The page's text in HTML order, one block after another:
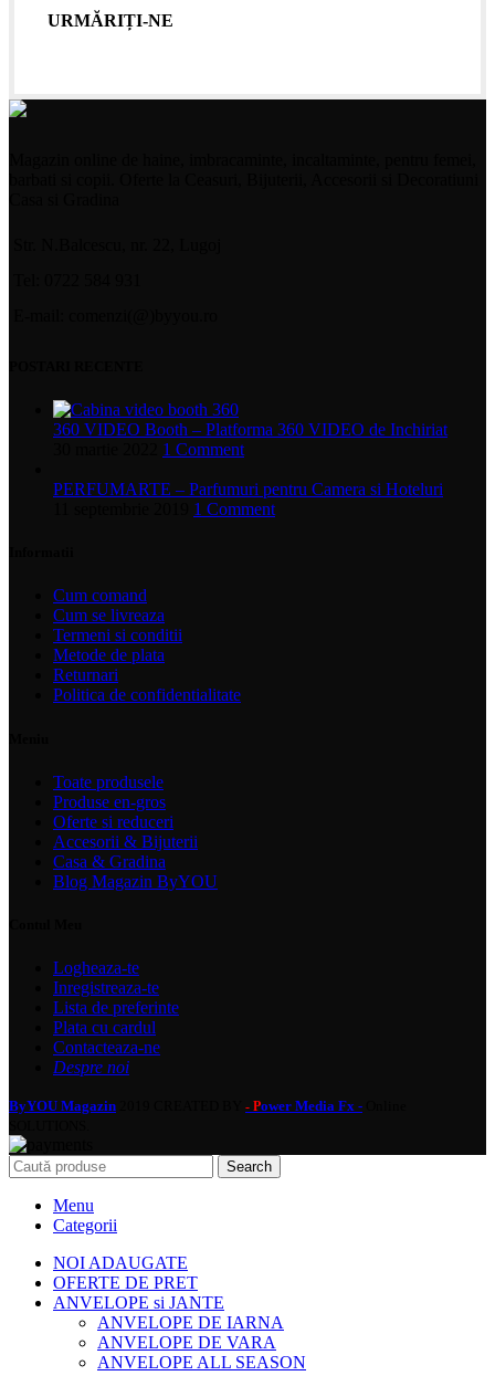
URMĂRIȚI-NE
360 VIDEO Booth – Platforma 360 VIDEO de Inchiriat
1 Comment
PERFUMARTE – Parfumuri pentru Camera si Hoteluri
1 Comment
Cum comand
Cum se livreaza
Termeni si conditii
Metode de plata
Returnari
Politica de confidentialitate
Toate produsele
Produse en-gros
Oferte si reduceri
Accesorii & Bijuterii
Casa & Gradina
Blog Magazin ByYOU
Logheaza-te
Inregistreaza-te
Lista de preferinte
Plata cu cardul
Contacteaza-ne
Despre noi
ByYOU Magazin - Power Media Fx -
Search
Menu
Categorii
NOI ADAUGATE
OFERTE DE PRET
ANVELOPE si JANTE
ANVELOPE DE IARNA
ANVELOPE DE VARA
ANVELOPE ALL SEASON